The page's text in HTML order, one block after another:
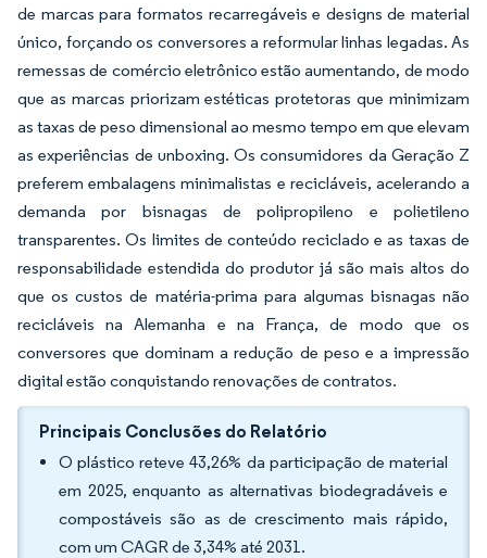
de marcas para formatos recarregáveis e designs de material
único, forçando os conversores a reformular linhas legadas. As
remessas de comércio eletrônico estão aumentando, de modo
que as marcas priorizam estéticas protetoras que minimizam
as taxas de peso dimensional ao mesmo tempo em que elevam
as experiências de unboxing. Os consumidores da Geração Z
preferem embalagens minimalistas e recicláveis, acelerando a
demanda por bisnagas de polipropileno e polietileno
transparentes. Os limites de conteúdo reciclado e as taxas de
responsabilidade estendida do produtor já são mais altos do
que os custos de matéria-prima para algumas bisnagas não
recicláveis na Alemanha e na França, de modo que os
conversores que dominam a redução de peso e a impressão
digital estão conquistando renovações de contratos.
Principais Conclusões do Relatório
O plástico reteve 43,26% da participação de material
em 2025, enquanto as alternativas biodegradáveis e
compostáveis são as de crescimento mais rápido,
com um CAGR de 3,34% até 2031.